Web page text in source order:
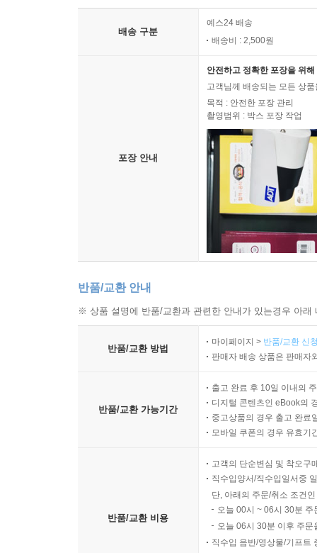
배송 구분
예스24 배송
배송비 : 2,500원
포장 안내
안전하고 정확한 포장을 위
고객님께 배송되는 모든 상
목적 : 안전한 포장 관리
촬영범위 : 박스 포장 작업
반품/교환 안내
※ 상품 설명에 반품/교환과 관련한 안내가 있는경우 아
반품/교환 방법
마이페이지 > 반품/교환 신
판매자 배송 상품은 판매자
반품/교환 가능기간
출고 완료 후 10일 이내의
디지털 콘텐츠인 eBook의
중고상품의 경우 출고 완료
모바일 쿠폰의 경우 유효기
반품/교환 비용
고객의 단순변심 및 착오구
직수입양서/직수입일서중
단, 아래의 주문/취소 조건
오늘 00시 ~ 06시 30분
오늘 06시 30분 이후 주
직수입 음반/영상물/기프트